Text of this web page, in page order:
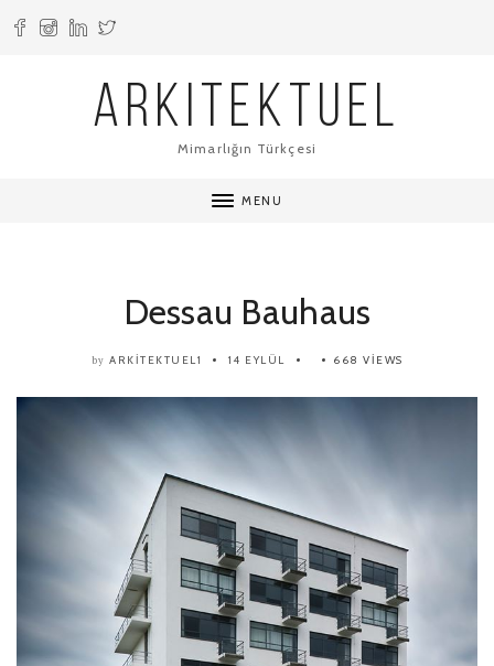
ARKITEKTUEL
Mimarlığın Türkçesi
MENU
Dessau Bauhaus
by ARKITEKTUEL1 14 EYLÜL 668 VIEWS